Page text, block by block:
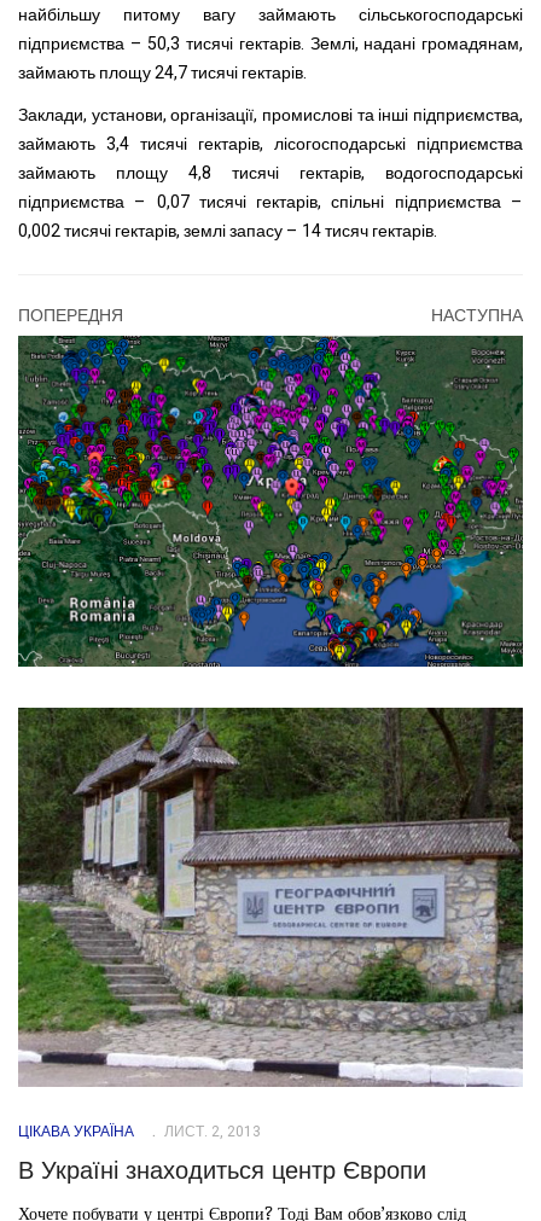
найбільшу питому вагу займають сільськогосподарські
підприємства – 50,3 тисячі гектарів. Землі, надані громадянам,
займають площу 24,7 тисячі гектарів.
Заклади, установи, організації, промислові та інші підприємства,
займають 3,4 тисячі гектарів, лісогосподарські підприємства
займають площу 4,8 тисячі гектарів, водогосподарські
підприємства – 0,07 тисячі гектарів, спільні підприємства –
0,002 тисячі гектарів, землі запасу – 14 тисяч гектарів.
ПОПЕРЕДНЯ НАСТУПНА
ЦІКАВА УКРАЇНА ЛИСТ. 2, 2013
В Україні знаходиться центр Європи
Хочете побувати у центрі Європи? Тоді Вам обов’язково слід